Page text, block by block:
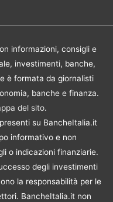
informazioni, consigli e
investimenti, banche,
è formata da giornalisti
banche e finanza.
del sito.
su BancheItalia.it
informativo e non
o indicazioni finanziarie.
degli investimenti
la responsabilità per le
BancheItalia.it non